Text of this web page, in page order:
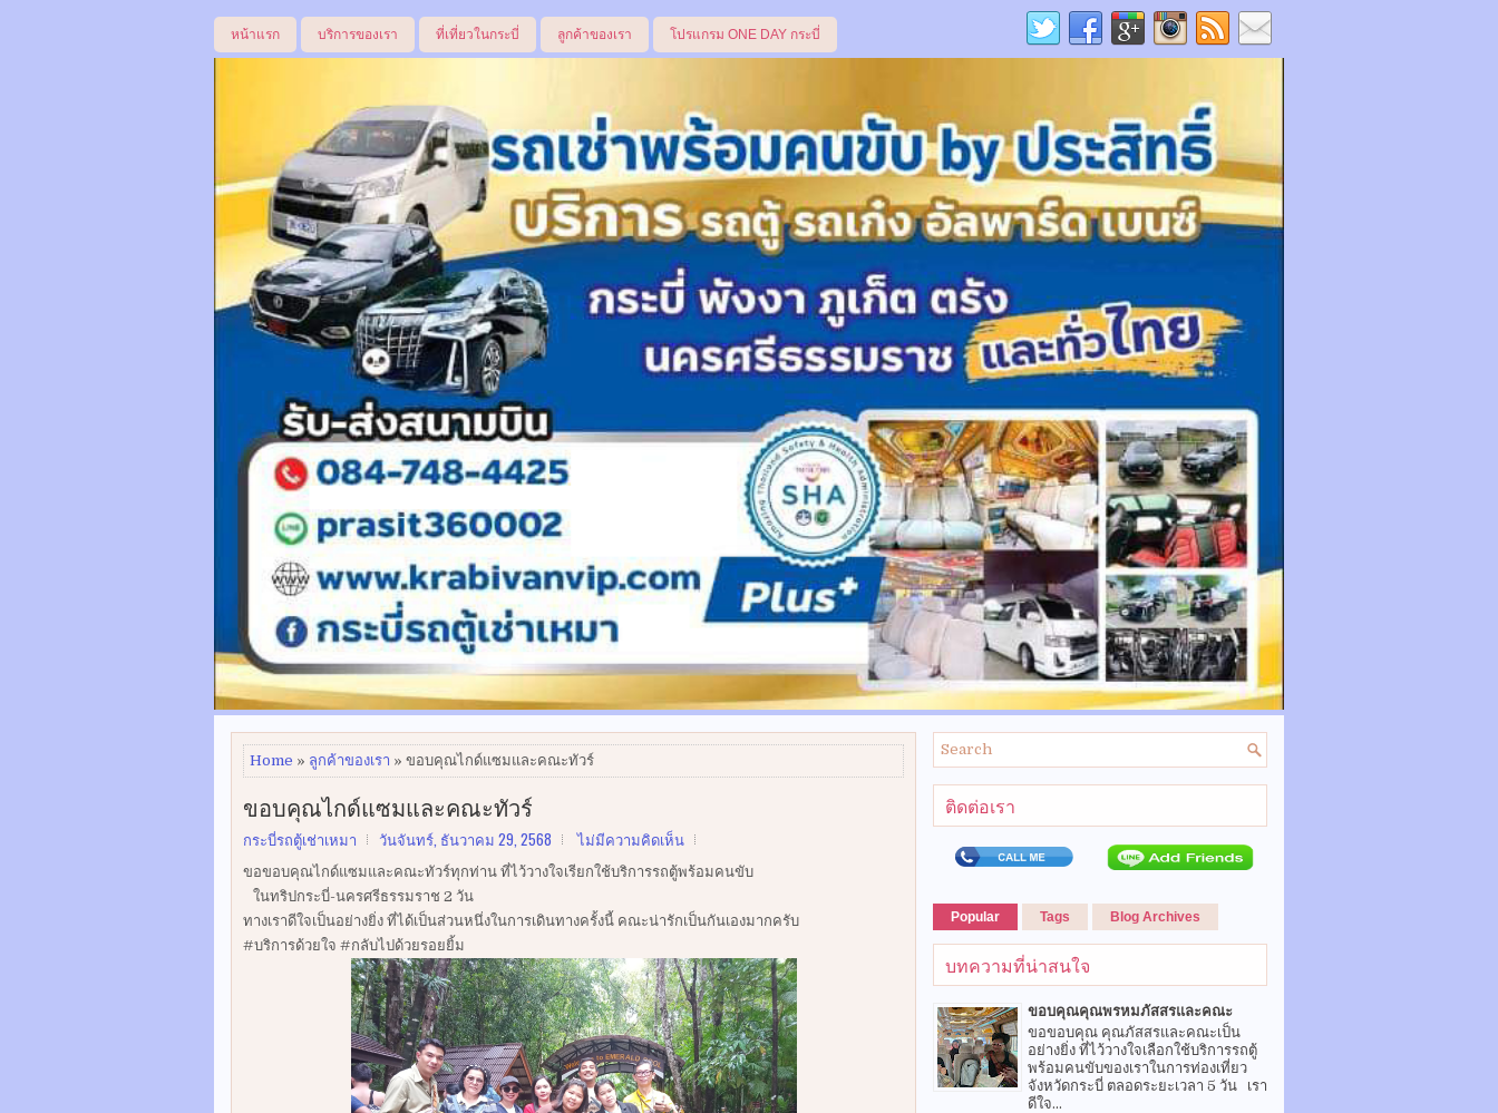
หน้าแรก บริการของเรา ที่เที่ยวในกระบี่ ลูกค้าของเรา โปรแกรม ONE DAY กระบี่
Home » ลูกค้าของเรา » ขอบคุณไกด์แซมและคณะทัวร์
ขอบคุณไกด์แซมและคณะทัวร์
กระบี่รถตู้เช่าเหมา วันจันทร์, ธันวาคม 29, 2568 ไม่มีความคิดเห็น
ขอขอบคุณไกด์แซมและคณะทัวร์ทุกท่าน ที่ไว้วางใจเรียกใช้บริการรถตู้พร้อมคนขับ
ในทริปกระบี่-นครศรีธรรมราช 2 วัน
ทางเราดีใจเป็นอย่างยิ่ง ที่ได้เป็นส่วนหนึ่งในการเดินทางครั้งนี้ คณะน่ารักเป็นกันเองมากครับ
#บริการด้วยใจ #กลับไปด้วยรอยยิ้ม
ติดต่อเรา
Popular Tags Blog Archives
บทความที่น่าสนใจ
ขอบคุณคุณพรหมภัสสรและคณะ
ขอขอบคุณ คุณภัสสรและคณะเป็น
อย่างยิ่ง ที่ไว้วางใจเลือกใช้บริการรถตู้
พร้อมคนขับของเราในการท่องเที่ยว
จังหวัดกระบี่ ตลอดระยะเวลา 5 วัน เรา
ดีใจ...